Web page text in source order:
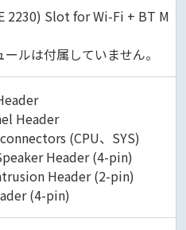
2230) Slot for Wi-Fi + BT M
ルは付属していません。
Header
(CPU、SYS)
Header (4-pin)
Header (2-pin)
(4-pin)